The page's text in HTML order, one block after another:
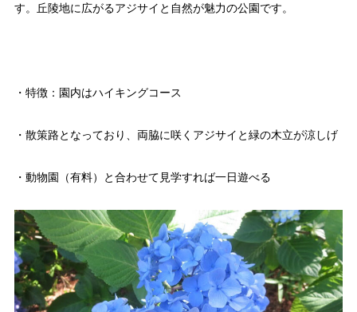
す。丘陵地に広がるアジサイと自然が魅力の公園です。
・特徴：園内はハイキングコース
・散策路となっており、両脇に咲くアジサイと緑の木立が涼しげ
・動物園（有料）と合わせて見学すれば一日遊べる